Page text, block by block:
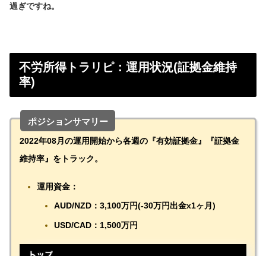
過ぎですね。
不労所得トラリピ：運用状況(証拠金維持
率)
ポジションサマリー
2022年08月の運用開始から各週の『有効証拠金』『証拠金
維持率』をトラック。
運用資金：
AUD/NZD：3,100万円(-30万円出金x1ヶ月)
USD/CAD：1,500万円